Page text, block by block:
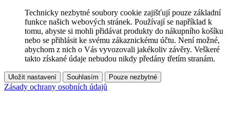
Technicky nezbytné soubory cookie zajišťují pouze základní
funkce našich webových stránek. Používají se například k
tomu, abyste si mohli přidávat produkty do nákupního košíku
nebo se přihlásit ke svému zákaznickému účtu. Není možné,
abychom z nich o Vás vyvozovali jakékoliv závěry. Veškeré
takto získané údaje nebudou nikdy předány třetím stranám.
Uložit nastavení Souhlasím Pouze nezbytné
Zásady ochrany osobních údajů